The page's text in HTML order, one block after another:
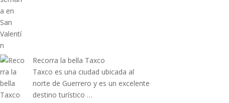
Recorra la bella Taxco
Taxco es una ciudad ubicada al
norte de Guerrero y es un excelente
destino turístico …